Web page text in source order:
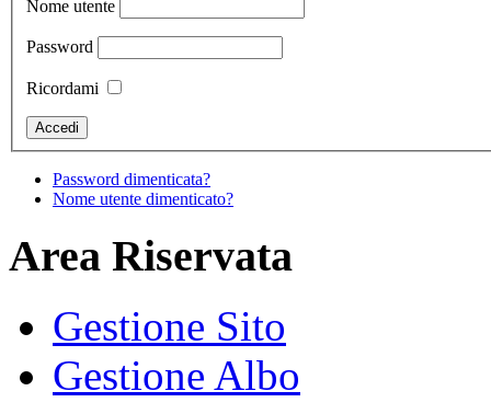
Nome utente
Password
Ricordami
Password dimenticata?
Nome utente dimenticato?
Area Riservata
Gestione Sito
Gestione Albo